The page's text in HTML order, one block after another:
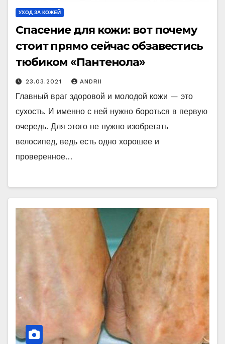
УХОД ЗА КОЖЕЙ
Спасение для кожи: вот почему
стоит прямо сейчас обзавестись
тюбиком «Пантенола»
23.03.2021 ANDRII
Главный враг здоровой и молодой кожи — это
сухость. И именно с ней нужно бороться в первую
очередь. Для этого не нужно изобретать
велосипед, ведь есть одно хорошее и
проверенное…